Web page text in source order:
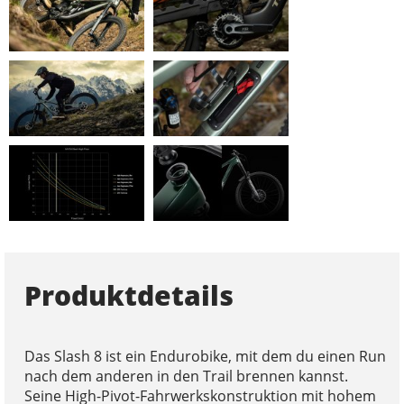
Produktdetails
Das Slash 8 ist ein Endurobike, mit dem du einen Run
nach dem anderen in den Trail brennen kannst.
Seine High-Pivot-Fahrwerkskonstruktion mit hohem